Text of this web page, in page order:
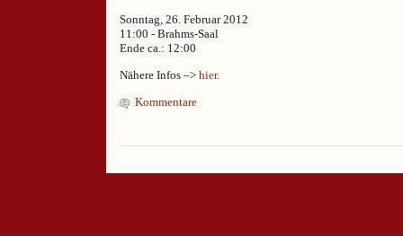
Sonntag, 26. Februar 2012
11:00 - Brahms-Saal
Ende ca.: 12:00
Nähere Infos –> hier.
Kommentare